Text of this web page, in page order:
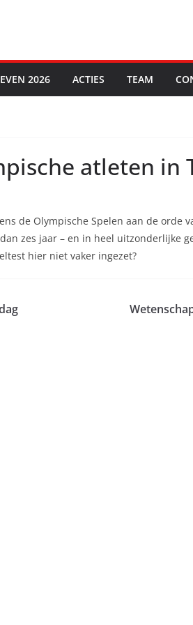
2026 ACTIES TEAM
atleten in
de Olympische Spelen aan de orde
zes jaar – en in heel uitzonderlijke
hier niet vaker ingezet?